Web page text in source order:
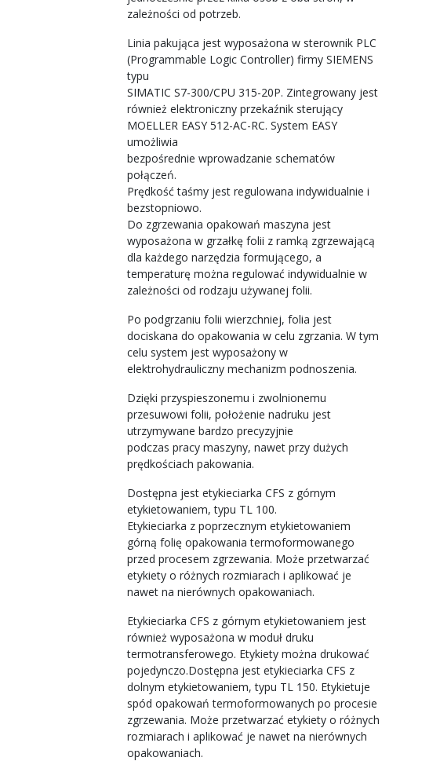
zależności od potrzeb.
Linia pakująca jest wyposażona w sterownik PLC
(Programmable Logic Controller) firmy SIEMENS
typu
SIMATIC S7-300/CPU ​​315-20P. Zintegrowany jest
również elektroniczny przekaźnik sterujący
MOELLER EASY 512-AC-RC. System EASY
umożliwia
bezpośrednie wprowadzanie schematów
połączeń.
Prędkość taśmy jest regulowana indywidualnie i
bezstopniowo.
Do zgrzewania opakowań maszyna jest
wyposażona w grzałkę folii z ramką zgrzewającą
dla każdego narzędzia formującego, a
temperaturę można regulować indywidualnie w
zależności od rodzaju używanej folii.
Po podgrzaniu folii wierzchniej, folia jest
dociskana do opakowania w celu zgrzania. W tym
celu system jest wyposażony w
elektrohydrauliczny mechanizm podnoszenia.
Dzięki przyspieszonemu i zwolnionemu
przesuwowi folii, położenie nadruku jest
utrzymywane bardzo precyzyjnie
podczas pracy maszyny, nawet przy dużych
prędkościach pakowania.
Dostępna jest etykieciarka CFS z górnym
etykietowaniem, typu TL 100.
Etykieciarka z poprzecznym etykietowaniem
górną folię opakowania termoformowanego
przed procesem zgrzewania. Może przetwarzać
etykiety o różnych rozmiarach i aplikować je
nawet na nierównych opakowaniach.
Etykieciarka CFS z górnym etykietowaniem jest
również wyposażona w moduł druku
termotransferowego. Etykiety można drukować
pojedynczo.Dostępna jest etykieciarka CFS z
dolnym etykietowaniem, typu TL 150. Etykietuje
spód opakowań termoformowanych po procesie
zgrzewania. Może przetwarzać etykiety o różnych
rozmiarach i aplikować je nawet na nierównych
opakowaniach.